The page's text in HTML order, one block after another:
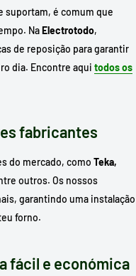
suportam, é comum que
NaElectrotodo,
de reposição para garantir
dia. Encontre aqui todos os
fabricantes
do mercado, como Teka,
outros. Os nossos
garantindo uma instalação
forno.
fácil e económica